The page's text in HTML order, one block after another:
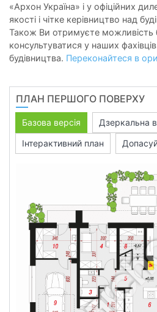
«Архон Україна» і у офіційних
якості і чітке керівництво над
Також Ви отримуєте можливість
консультуватися у наших
будівництва. Переконайтеся в
ПЛАН ПЕРШОГО ПОВЕРХУ
Базова версія
Дзеркальна
Інтерактивний план